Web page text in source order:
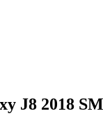
J8 2018